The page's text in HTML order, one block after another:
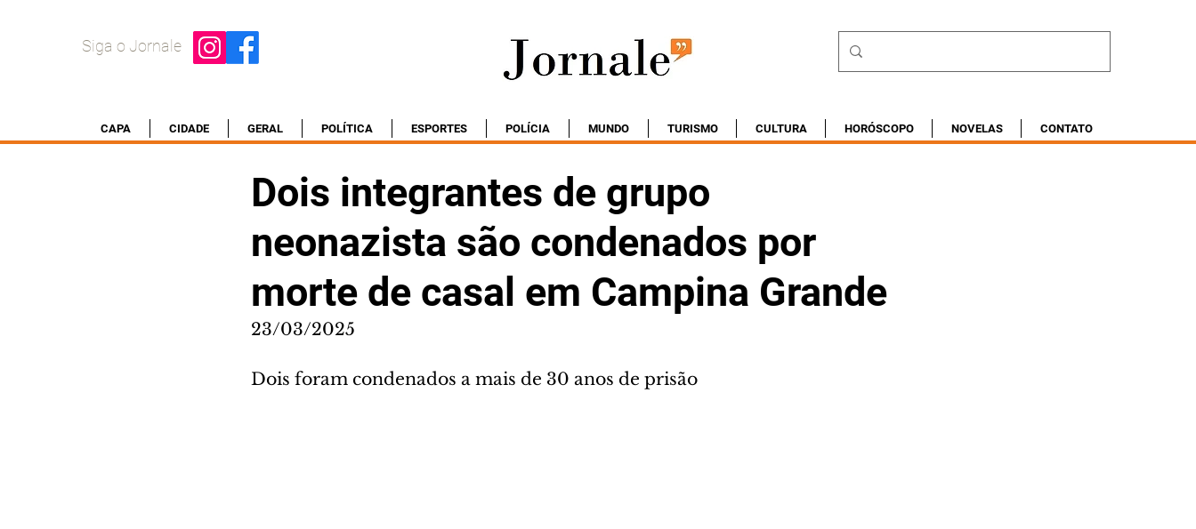
Siga o Jornale
CAPA CIDADE GERAL POLÍTICA ESPORTES POLÍCIA MUNDO TURISMO CULTURA HORÓSCOPO NOVELAS CONTATO
Dois integrantes de grupo
neonazista são condenados por
morte de casal em Campina Grande
23/03/2025
Dois foram condenados a mais de 30 anos de prisão